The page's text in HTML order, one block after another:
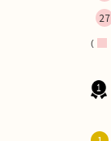
27
(